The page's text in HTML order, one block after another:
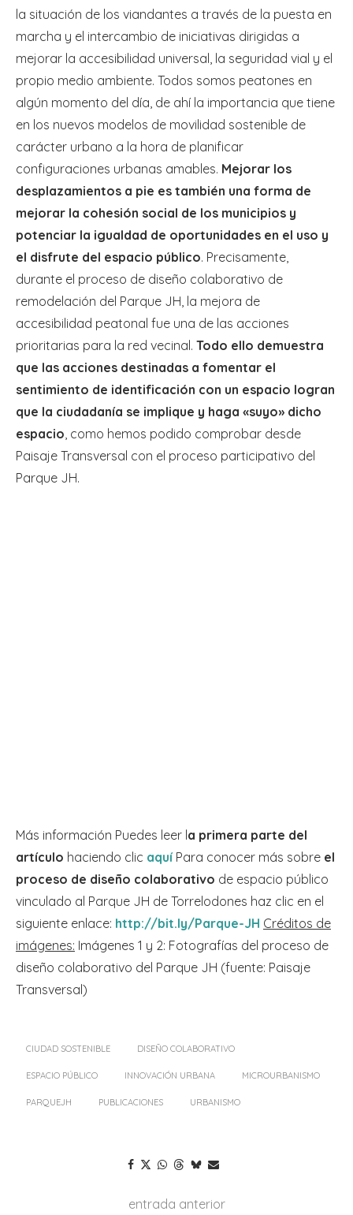
la situación de los viandantes a través de la puesta en
marcha y el intercambio de iniciativas dirigidas a
mejorar la accesibilidad universal, la seguridad vial y el
propio medio ambiente. Todos somos peatones en
algún momento del día, de ahí la importancia que tiene
en los nuevos modelos de movilidad sostenible de
carácter urbano a la hora de planificar
configuraciones urbanas amables. Mejorar los
desplazamientos a pie es también una forma de
mejorar la cohesión social de los municipios y
potenciar la igualdad de oportunidades en el uso y
el disfrute del espacio público. Precisamente,
durante el proceso de diseño colaborativo de
remodelación del Parque JH, la mejora de
accesibilidad peatonal fue una de las acciones
prioritarias para la red vecinal. Todo ello demuestra
que las acciones destinadas a fomentar el
sentimiento de identificación con un espacio logran
que la ciudadanía se implique y haga «suyo» dicho
espacio, como hemos podido comprobar desde
Paisaje Transversal con el proceso participativo del
Parque JH.
Más información Puedes leer la primera parte del
artículo haciendo clic aquíPara conocer más sobre el
proceso de diseño colaborativo de espacio público
vinculado al Parque JH de Torrelodones haz clic en el
siguiente enlace: http://bit.ly/Parque-JH Créditos de
imágenes: Imágenes 1 y 2: Fotografías del proceso de
diseño colaborativo del Parque JH (fuente: Paisaje
Transversal)
CIUDAD SOSTENIBLE DISEÑO COLABORATIVO
ESPACIO PÚBLICO INNOVACIÓN URBANA MICROURBANISMO
PARQUEJH PUBLICACIONES URBANISMO
entrada anterior